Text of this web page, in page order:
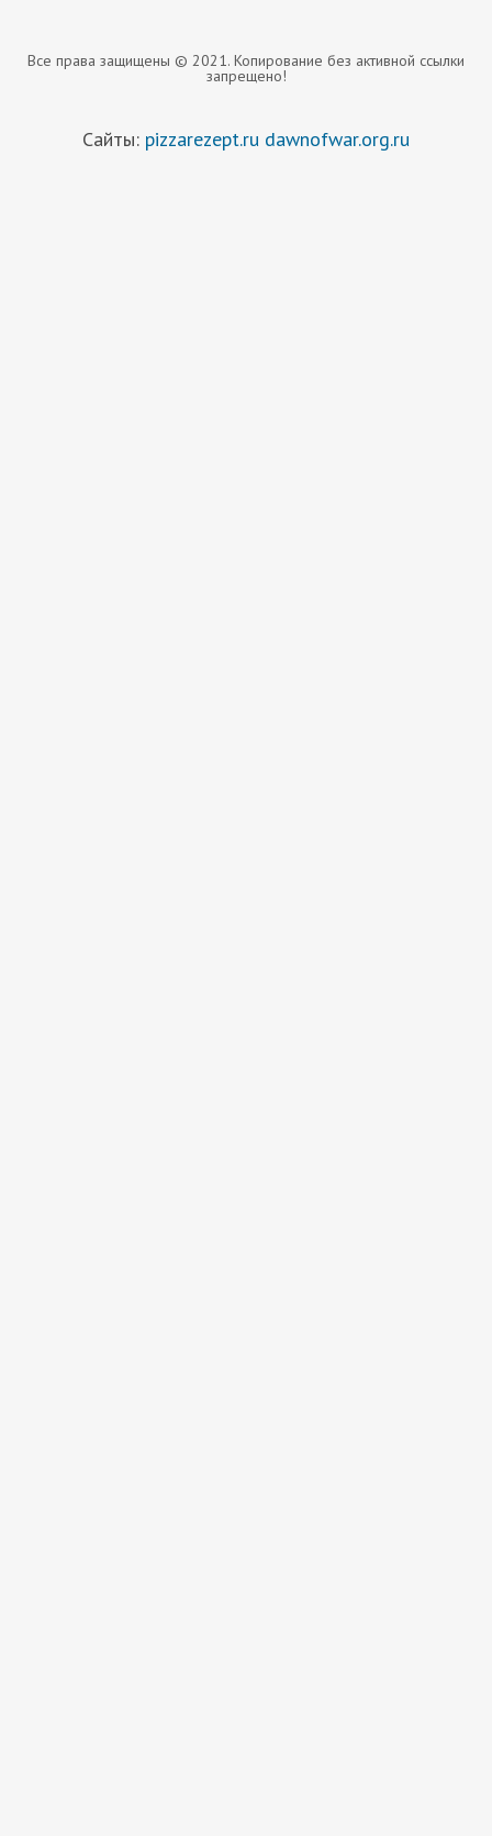
Все права защищены © 2021. Копирование без активной ссылки
запрещено!
Сайты: pizzarezept.ru dawnofwar.org.ru